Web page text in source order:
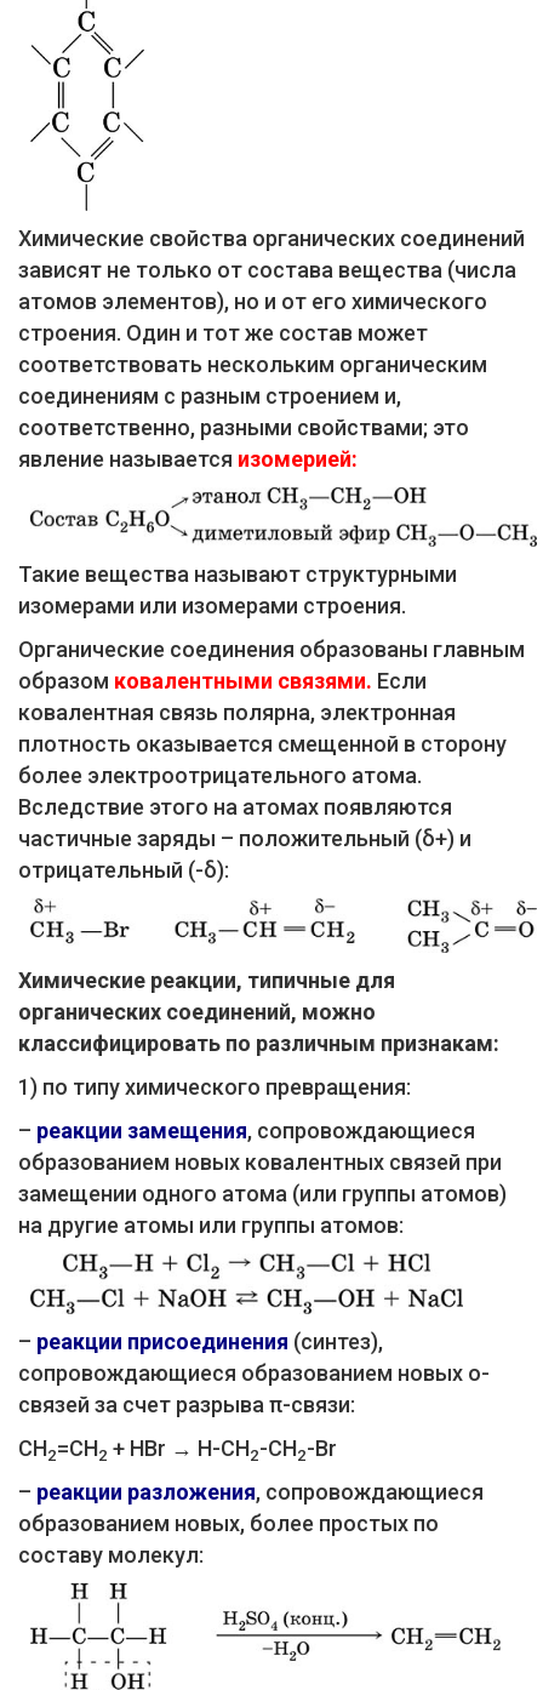
Химические свойства органических соединений
зависят не только от состава вещества (числа
атомов элементов), но и от его химического
строения. Один и тот же состав может
соответствовать нескольким органическим
соединениям с разным строением и,
соответственно, разными свойствами; это
явление называется изомерией:
Такие вещества называют структурными
изомерами или изомерами строения.
Органические соединения образованы главным
образом ковалентными связями. Если
ковалентная связь полярна, электронная
плотность оказывается смещенной в сторону
более электроотрицательного атома.
Вследствие этого на атомах появляются
частичные заряды – положительный (δ+) и
отрицательный (-δ):
Химические реакции, типичные для
органических соединений, можно
классифицировать по различным признакам:
1) по типу химического превращения:
– реакции замещения, сопровождающиеся
образованием новых ковалентных связей при
замещении одного атома (или группы атомов)
на другие атомы или группы атомов:
– реакции присоединения (синтез),
сопровождающиеся образованием новых о-
связей за счет разрыва π-связи:
CH2=CH2 + HBr → H-CH2-CH2-Br
– реакции разложения, сопровождающиеся
образованием новых, более простых по
составу молекул: